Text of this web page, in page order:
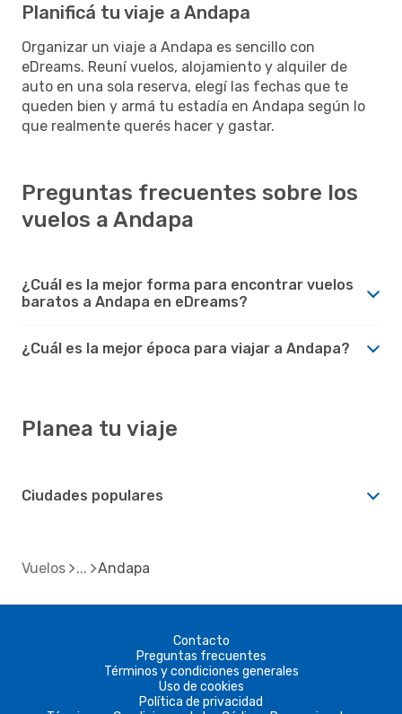
Planificá tu viaje a Andapa
Organizar un viaje a Andapa es sencillo con
eDreams. Reuní vuelos, alojamiento y alquiler de
auto en una sola reserva, elegí las fechas que te
queden bien y armá tu estadía en Andapa según lo
que realmente querés hacer y gastar.
Preguntas frecuentes sobre los
vuelos a Andapa
¿Cuál es la mejor forma para encontrar vuelos
baratos a Andapa en eDreams?
¿Cuál es la mejor época para viajar a Andapa?
Planea tu viaje
Ciudades populares
Vuelos Andapa
Contacto
Preguntas frecuentes
Términos y condiciones generales
Uso de cookies
Política de privacidad